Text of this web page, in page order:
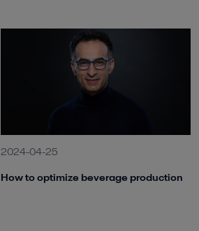
2024-04-25
How to optimize beverage production